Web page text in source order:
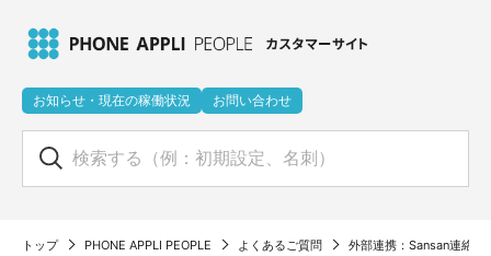
お知らせ・現在の稼働状況 お問い合わせ
トップ PHONE APPLI PEOPLE よくあるご質問 外部連携：Sansan連絡